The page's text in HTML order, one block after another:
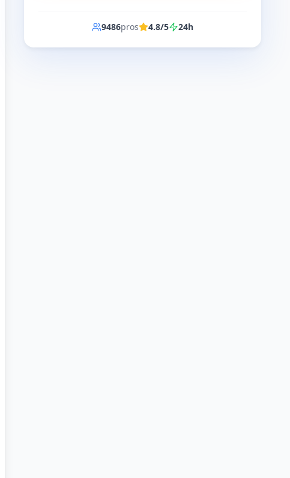
9486pros 4.8/5 24h